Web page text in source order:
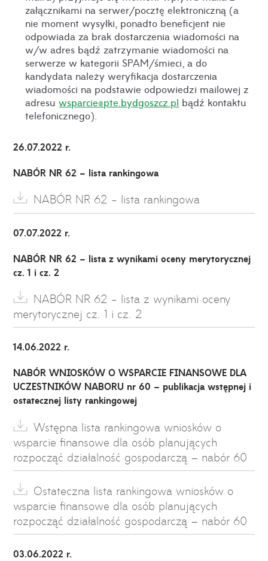
załącznikami na serwer/pocztę elektroniczną (a
nie moment wysyłki, ponadto beneficjent nie
odpowiada za brak dostarczenia wiadomości na
w/w adres bądź zatrzymanie wiadomości na
serwerze w kategorii SPAM/śmieci, a do
kandydata należy weryfikacja dostarczenia
wiadomości na podstawie odpowiedzi mailowej z
adresuwsparcie@pte.bydgoszcz.pl bądź kontaktu
telefonicznego).
26.07.2022 r.
NABÓR NR 62 – lista rankingowa
NABÓR NR 62 - lista rankingowa
07.07.2022 r.
NABÓR NR 62 – lista z wynikami oceny merytorycznej
cz. 1 i cz. 2
NABÓR NR 62 - lista z wynikami oceny
merytorycznej cz. 1 i cz. 2
14.06.2022 r.
NABÓR WNIOSKÓW O WSPARCIE FINANSOWE DLA
UCZESTNIKÓW NABORU nr 60 – publikacja wstępnej i
ostatecznej listy rankingowej
Wstępna lista rankingowa wniosków o
wsparcie finansowe dla osób planujących
rozpocząć działalność gospodarczą – nabór 60
Ostateczna lista rankingowa wniosków o
wsparcie finansowe dla osób planujących
rozpocząć działalność gospodarczą – nabór 60
03.06.2022 r.